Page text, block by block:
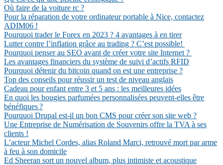
Où faire de la voiture rc ?
Pour la réparation de votre ordinateur portable à Nice, contactez
ADIM06 !
Pourquoi trader le Forex en 2023 ? 4 avantages à en tirer
Lutter contre l’inflation grâce au trading ? C’est possible!
Pourquoi penser au SEO avant de créer votre site Internet ?
Les avantages financiers du système de suivi d’actifs RFID
Pourquoi détenir du bitcoin quand on est une entreprise ?
Top des conseils pour réussir un test de niveau anglais
Cadeau pour enfant entre 3 et 5 ans : les meilleures idées
En quoi les bougies parfumées personnalisées peuvent-elles être
bénéfiques ?
Pourquoi Drupal est-il un bon CMS pour créer son site web ?
Une Entreprise de Numérisation de Souvenirs offre la TVA à ses
clients !
L’acteur Michel Cordes, alias Roland Marci, retrouvé mort par arme
à feu à son domicile
Ed Sheeran sort un nouvel album, plus intimiste et acoustique